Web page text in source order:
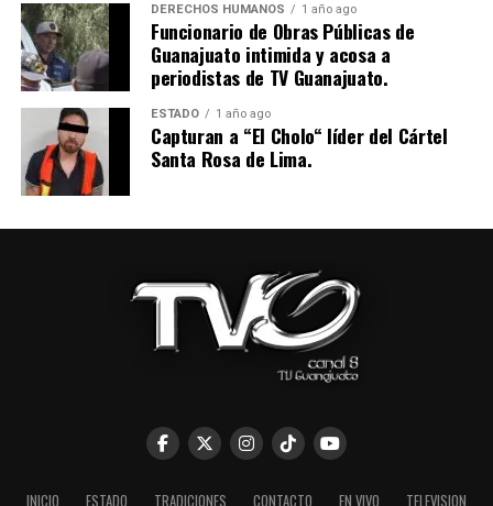
DERECHOS HUMANOS 1 año ago
Funcionario de Obras Públicas de
Guanajuato intimida y acosa a
periodistas de TV Guanajuato.
ESTADO 1 año ago
Capturan a “El Cholo“ líder del Cártel
Santa Rosa de Lima.
INICIO ESTADO TRADICIONES CONTACTO EN VIVO TELEVISION